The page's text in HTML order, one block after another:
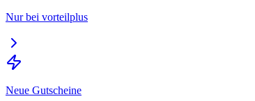
Nur bei vorteilplus
Neue Gutscheine